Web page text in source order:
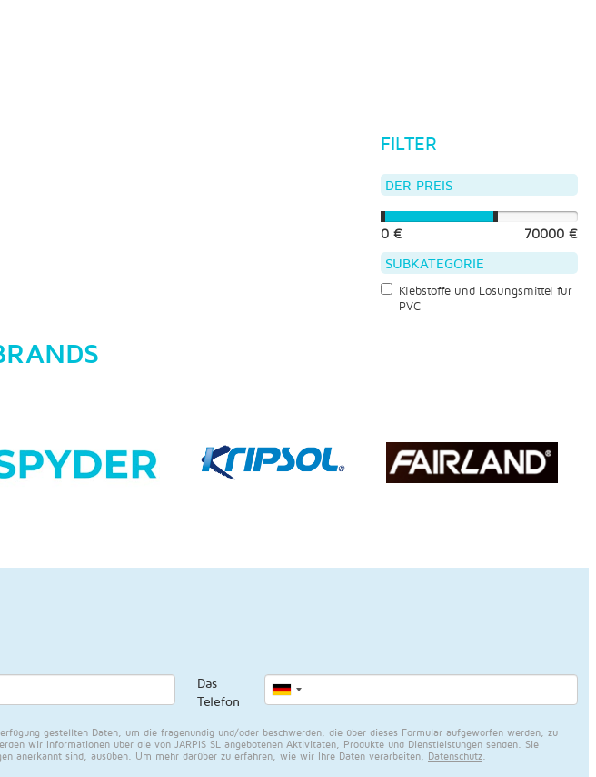
FILTER
DER PREIS
0 € 70000 €
SUBKATEGORIE
Klebstoffe und Lösungsmittel für
PVC
Das
Telefon
gestellten Daten, um die fragenundig und/oder beschwerden, die über dieses Formular aufgeworfen werden, zu
wir Informationen über die von JARPIS SL angebotenen Aktivitäten, Produkte und Dienstleistungen senden. Sie
anerkannt sind, ausüben. Um mehr darüber zu erfahren, wie wir Ihre Daten verarbeiten, Datenschutz